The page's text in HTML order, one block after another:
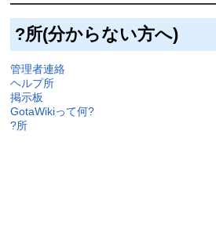
?所(分からない方へ)
管理者連絡
ヘルプ所
掲示板
GotaWikiって何?
?所